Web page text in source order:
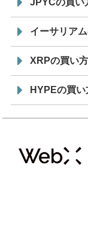
イーサリア
XRPの買い方
HYPEの買い